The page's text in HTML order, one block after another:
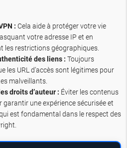
: Cela aide à protéger votre vie
votre adresse IP et en
les restrictions géographiques.
des liens : Toujours
les URL d’accès sont légitimes pour
malveillants.
droits d’auteur : Éviter les contenus
garantir une expérience sécurisée et
est fondamental dans le respect des